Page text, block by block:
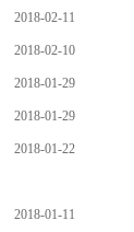
2018-02-11
2018-02-10
2018-01-29
2018-01-29
2018-01-22
2018-01-11